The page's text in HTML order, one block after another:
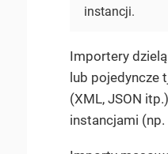
instancji.
Importery
lub pojedyncze
(XML, JSON
instancjami